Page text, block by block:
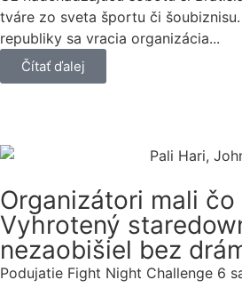
tváre zo sveta športu či
republiky sa vracia organizácia...
Čítať ďalej
Organizátori mali
Vyhrotený
nezaobišiel bez
Podujatie Fight Night Challenge 6